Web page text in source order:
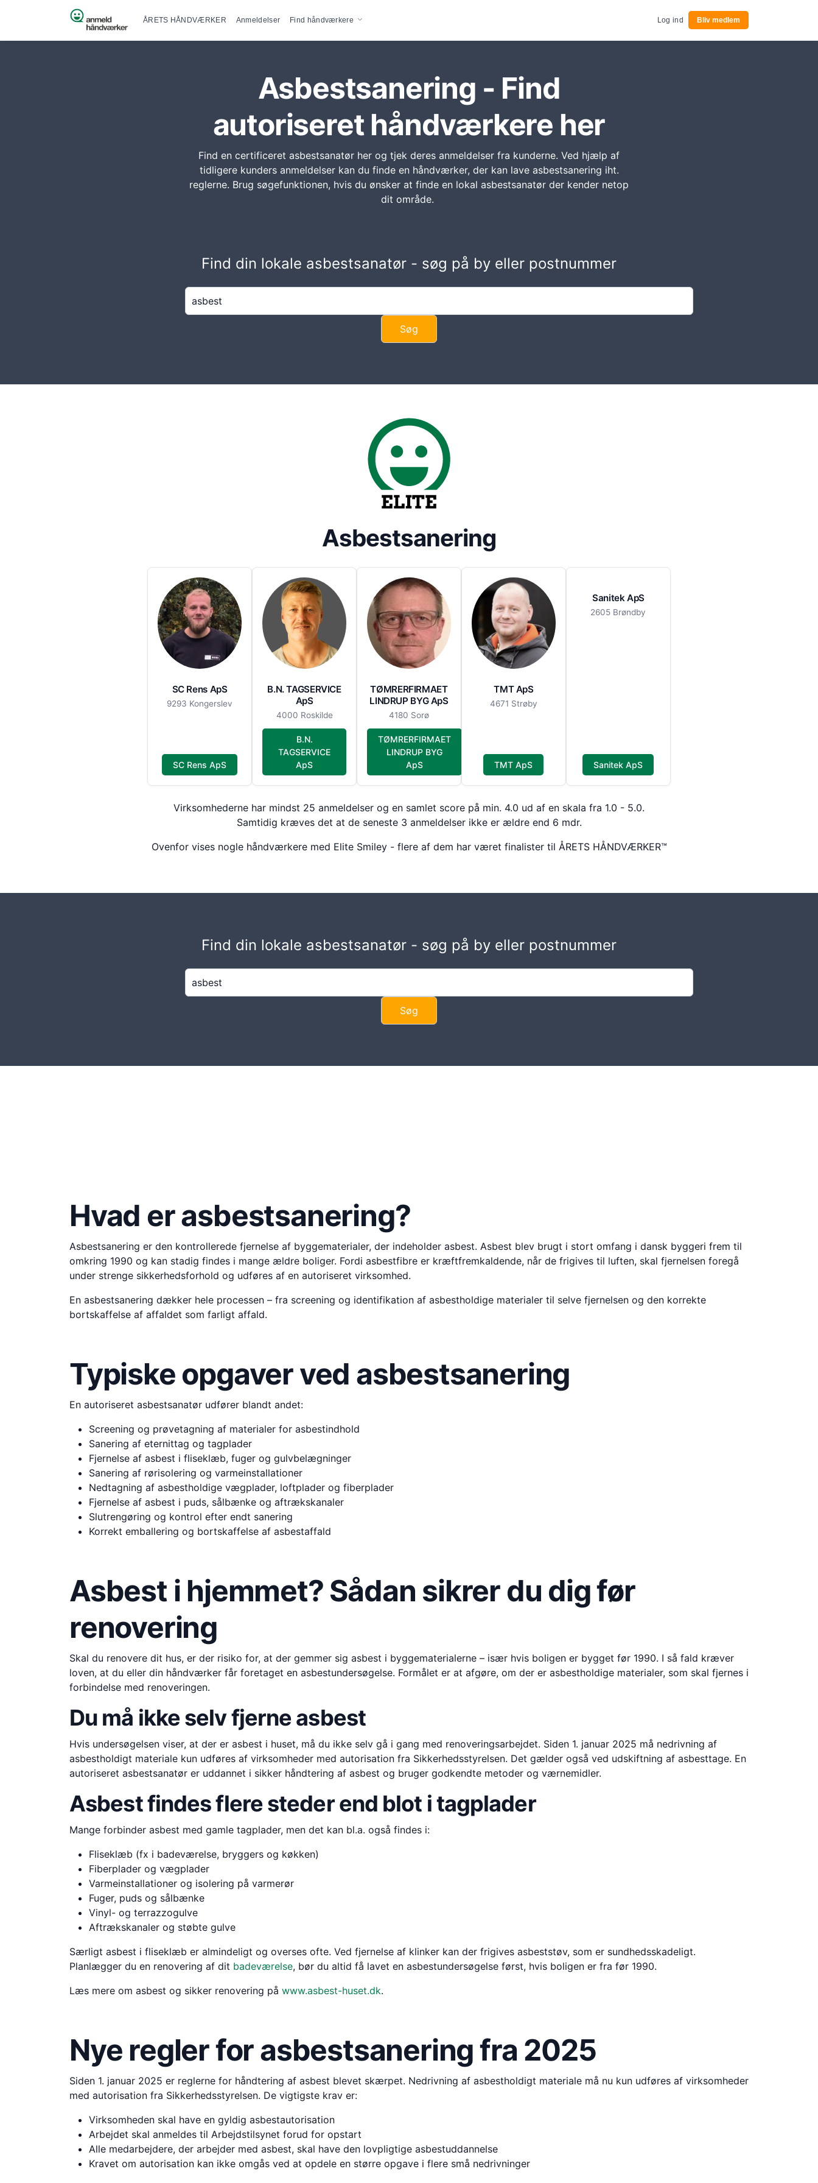
Spring til indhold Primær navigation
ÅRETS HÅNDVÆRKER Anmeldelser Find håndværkere Log ind Bliv medlem
Asbestsanering - Find
autoriseret håndværkere her
Find en certificeret asbestsanatør her og tjek deres anmeldelser fra kunderne. Ved hjælp af
tidligere kunders anmeldelser kan du finde en håndværker, der kan lave asbestsanering iht.
reglerne. Brug søgefunktionen, hvis du ønsker at finde en lokal asbestsanatør der kender netop
dit område.
Find din lokale asbestsanatør - søg på by eller postnummer
Asbestsanering
SC Rens ApS
9293 Kongerslev
SC Rens ApS
B.N. TAGSERVICE
ApS
4000 Roskilde
B.N.
TAGSERVICE
ApS
TØMRERFIRMAET
LINDRUP BYG ApS
4180 Sorø
TØMRERFIRMAET
LINDRUP BYG
ApS
TMT ApS
4671 Strøby
TMT ApS
Sanitek ApS
2605 Brøndby
Sanitek ApS
Virksomhederne har mindst 25 anmeldelser og en samlet score på min. 4.0 ud af en skala fra 1.0 - 5.0.
Samtidig kræves det at de seneste 3 anmeldelser ikke er ældre end 6 mdr.
Ovenfor vises nogle håndværkere med Elite Smiley - flere af dem har været finalister til ÅRETS HÅNDVÆRKER™
Find din lokale asbestsanatør - søg på by eller postnummer
Hvad er asbestsanering?
Asbestsanering er den kontrollerede fjernelse af byggematerialer, der indeholder asbest. Asbest blev brugt i stort omfang i dansk byggeri frem til
omkring 1990 og kan stadig findes i mange ældre boliger. Fordi asbestfibre er kræftfremkaldende, når de frigives til luften, skal fjernelsen foregå
under strenge sikkerhedsforhold og udføres af en autoriseret virksomhed.
En asbestsanering dækker hele processen – fra screening og identifikation af asbestholdige materialer til selve fjernelsen og den korrekte
bortskaffelse af affaldet som farligt affald.
Typiske opgaver ved asbestsanering
En autoriseret asbestsanatør udfører blandt andet:
Screening og prøvetagning af materialer for asbestindhold
Sanering af eternittag og tagplader
Fjernelse af asbest i fliseklæb, fuger og gulvbelægninger
Sanering af rørisolering og varmeinstallationer
Nedtagning af asbestholdige vægplader, loftplader og fiberplader
Fjernelse af asbest i puds, sålbænke og aftrækskanaler
Slutrengøring og kontrol efter endt sanering
Korrekt emballering og bortskaffelse af asbestaffald
Asbest i hjemmet? Sådan sikrer du dig før
renovering
Skal du renovere dit hus, er der risiko for, at der gemmer sig asbest i byggematerialerne – især hvis boligen er bygget før 1990. I så fald kræver
loven, at du eller din håndværker får foretaget en asbestundersøgelse. Formålet er at afgøre, om der er asbestholdige materialer, som skal fjernes i
forbindelse med renoveringen.
Du må ikke selv fjerne asbest
Hvis undersøgelsen viser, at der er asbest i huset, må du ikke selv gå i gang med renoveringsarbejdet. Siden 1. januar 2025 må nedrivning af
asbestholdigt materiale kun udføres af virksomheder med autorisation fra Sikkerhedsstyrelsen. Det gælder også ved udskiftning af asbesttage. En
autoriseret asbestsanatør er uddannet i sikker håndtering af asbest og bruger godkendte metoder og værnemidler.
Asbest findes flere steder end blot i tagplader
Mange forbinder asbest med gamle tagplader, men det kan bl.a. også findes i:
Fliseklæb (fx i badeværelse, bryggers og køkken)
Fiberplader og vægplader
Varmeinstallationer og isolering på varmerør
Fuger, puds og sålbænke
Vinyl- og terrazzogulve
Aftrækskanaler og støbte gulve
Særligt asbest i fliseklæb er almindeligt og overses ofte. Ved fjernelse af klinker kan der frigives asbeststøv, som er sundhedsskadeligt.
Planlægger du en renovering af dit badeværelse, bør du altid få lavet en asbestundersøgelse først, hvis boligen er fra før 1990.
Læs mere om asbest og sikker renovering på www.asbest-huset.dk.
Nye regler for asbestsanering fra 2025
Siden 1. januar 2025 er reglerne for håndtering af asbest blevet skærpet. Nedrivning af asbestholdigt materiale må nu kun udføres af virksomheder
med autorisation fra Sikkerhedsstyrelsen. De vigtigste krav er:
Virksomheden skal have en gyldig asbestautorisation
Arbejdet skal anmeldes til Arbejdstilsynet forud for opstart
Alle medarbejdere, der arbejder med asbest, skal have den lovpligtige asbestuddannelse
Kravet om autorisation kan ikke omgås ved at opdele en større opgave i flere små nedrivninger